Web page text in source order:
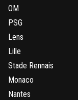
OM
PSG
Lens
Lille
Stade Rennais
Monaco
Nantes